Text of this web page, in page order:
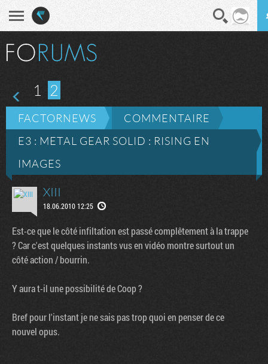
1 2
FACTORNEWS
COMMENTAIRE
E3 : METAL GEAR SOLID : RISING EN
IMAGES
XIII
18.06.2010 12:25
Est-ce que le côté infiltation est passé complêtement à la trappe
? Car c'est quelques instants vus en vidéo montre surtout un
côté action / bourrin.
Y aura t-il une possibilité de Coop ?
Bref pour l'instant je ne sais pas trop quoi en penser de ce
nouvel opus.